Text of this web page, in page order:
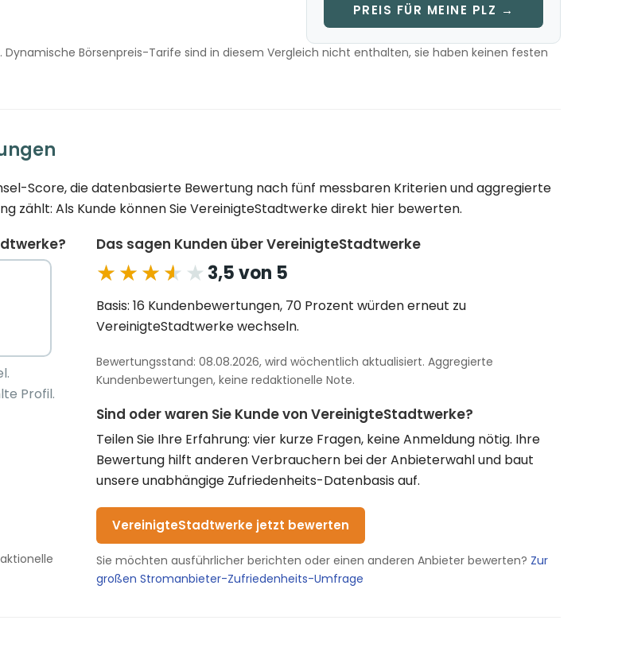
PREIS FÜR MEINE PLZ →
Dynamische Börsenpreis-Tarife sind in diesem Vergleich nicht enthalten, sie haben keinen festen
Score, die datenbasierte Bewertung nach fünf messbaren Kriterien und aggregierte
zählt: Als Kunde können Sie VereinigteStadtwerke direkt hier bewerten.
Profil.
Das sagen Kunden über VereinigteStadtwerke
★★★★★
★★★★★ 3,5 von 5
Basis: 16 Kundenbewertungen, 70 Prozent würden erneut zu
VereinigteStadtwerke wechseln.
Bewertungsstand: 08.08.2026, wird wöchentlich aktualisiert. Aggregierte
Kundenbewertungen, keine redaktionelle Note.
Sind oder waren Sie Kunde von VereinigteStadtwerke?
Teilen Sie Ihre Erfahrung: vier kurze Fragen, keine Anmeldung nötig. Ihre
Bewertung hilft anderen Verbrauchern bei der Anbieterwahl und baut
unsere unabhängige Zufriedenheits-Datenbasis auf.
VereinigteStadtwerke jetzt bewerten
Sie möchten ausführlicher berichten oder einen anderen Anbieter bewerten? Zur
großen Stromanbieter-Zufriedenheits-Umfrage